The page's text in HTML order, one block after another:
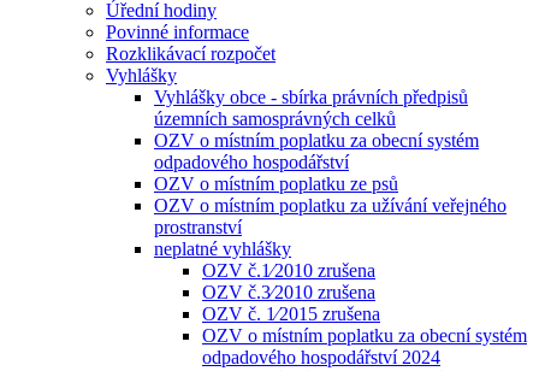
Úřední hodiny
Povinné informace
Rozklikávací rozpočet
Vyhlášky
Vyhlášky obce - sbírka právních předpisů
územních samosprávných celků
OZV o místním poplatku za obecní systém
odpadového hospodářství
OZV o místním poplatku ze psů
OZV o místním poplatku za užívání veřejného
prostranství
neplatné vyhlášky
OZV č.1⁄2010 zrušena
OZV č.3⁄2010 zrušena
OZV č. 1⁄2015 zrušena
OZV o místním poplatku za obecní systém
odpadového hospodářství 2024